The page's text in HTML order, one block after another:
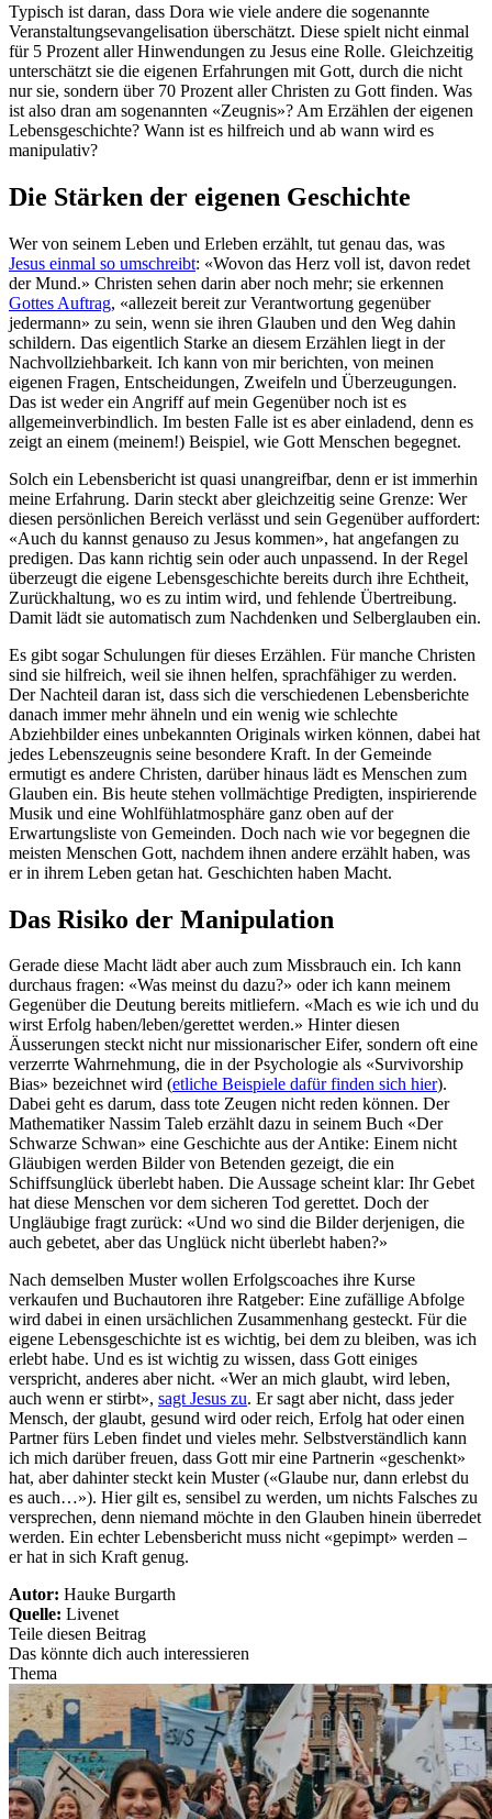
Typisch ist daran, dass Dora wie viele andere die sogenannte
Veranstaltungsevangelisation überschätzt. Diese spielt nicht einmal
für 5 Prozent aller Hinwendungen zu Jesus eine Rolle. Gleichzeitig
unterschätzt sie die eigenen Erfahrungen mit Gott, durch die nicht
nur sie, sondern über 70 Prozent aller Christen zu Gott finden. Was
ist also dran am sogenannten «Zeugnis»? Am Erzählen der eigenen
Lebensgeschichte? Wann ist es hilfreich und ab wann wird es
manipulativ?
Die Stärken der eigenen Geschichte
Wer von seinem Leben und Erleben erzählt, tut genau das, was
Jesus einmal so umschreibt: «Wovon das Herz voll ist, davon redet
der Mund.» Christen sehen darin aber noch mehr; sie erkennen
Gottes Auftrag, «allezeit bereit zur Verantwortung gegenüber
jedermann» zu sein, wenn sie ihren Glauben und den Weg dahin
schildern. Das eigentlich Starke an diesem Erzählen liegt in der
Nachvollziehbarkeit. Ich kann von mir berichten, von meinen
eigenen Fragen, Entscheidungen, Zweifeln und Überzeugungen.
Das ist weder ein Angriff auf mein Gegenüber noch ist es
allgemeinverbindlich. Im besten Falle ist es aber einladend, denn es
zeigt an einem (meinem!) Beispiel, wie Gott Menschen begegnet.
Solch ein Lebensbericht ist quasi unangreifbar, denn er ist immerhin
meine Erfahrung. Darin steckt aber gleichzeitig seine Grenze: Wer
diesen persönlichen Bereich verlässt und sein Gegenüber auffordert:
«Auch du kannst genauso zu Jesus kommen», hat angefangen zu
predigen. Das kann richtig sein oder auch unpassend. In der Regel
überzeugt die eigene Lebensgeschichte bereits durch ihre Echtheit,
Zurückhaltung, wo es zu intim wird, und fehlende Übertreibung.
Damit lädt sie automatisch zum Nachdenken und Selberglauben ein.
Es gibt sogar Schulungen für dieses Erzählen. Für manche Christen
sind sie hilfreich, weil sie ihnen helfen, sprachfähiger zu werden.
Der Nachteil daran ist, dass sich die verschiedenen Lebensberichte
danach immer mehr ähneln und ein wenig wie schlechte
Abziehbilder eines unbekannten Originals wirken können, dabei hat
jedes Lebenszeugnis seine besondere Kraft. In der Gemeinde
ermutigt es andere Christen, darüber hinaus lädt es Menschen zum
Glauben ein. Bis heute stehen vollmächtige Predigten, inspirierende
Musik und eine Wohlfühlatmosphäre ganz oben auf der
Erwartungsliste von Gemeinden. Doch nach wie vor begegnen die
meisten Menschen Gott, nachdem ihnen andere erzählt haben, was
er in ihrem Leben getan hat. Geschichten haben Macht.
Das Risiko der Manipulation
Gerade diese Macht lädt aber auch zum Missbrauch ein. Ich kann
durchaus fragen: «Was meinst du dazu?» oder ich kann meinem
Gegenüber die Deutung bereits mitliefern. «Mach es wie ich und du
wirst Erfolg haben/leben/gerettet werden.» Hinter diesen
Äusserungen steckt nicht nur missionarischer Eifer, sondern oft eine
verzerrte Wahrnehmung, die in der Psychologie als «Survivorship
Bias» bezeichnet wird (etliche Beispiele dafür finden sich hier).
Dabei geht es darum, dass tote Zeugen nicht reden können. Der
Mathematiker Nassim Taleb erzählt dazu in seinem Buch «Der
Schwarze Schwan» eine Geschichte aus der Antike: Einem nicht
Gläubigen werden Bilder von Betenden gezeigt, die ein
Schiffsunglück überlebt haben. Die Aussage scheint klar: Ihr Gebet
hat diese Menschen vor dem sicheren Tod gerettet. Doch der
Ungläubige fragt zurück: «Und wo sind die Bilder derjenigen, die
auch gebetet, aber das Unglück nicht überlebt haben?»
Nach demselben Muster wollen Erfolgscoaches ihre Kurse
verkaufen und Buchautoren ihre Ratgeber: Eine zufällige Abfolge
wird dabei in einen ursächlichen Zusammenhang gesteckt. Für die
eigene Lebensgeschichte ist es wichtig, bei dem zu bleiben, was ich
erlebt habe. Und es ist wichtig zu wissen, dass Gott einiges
verspricht, anderes aber nicht. «Wer an mich glaubt, wird leben,
auch wenn er stirbt», sagt Jesus zu. Er sagt aber nicht, dass jeder
Mensch, der glaubt, gesund wird oder reich, Erfolg hat oder einen
Partner fürs Leben findet und vieles mehr. Selbstverständlich kann
ich mich darüber freuen, dass Gott mir eine Partnerin «geschenkt»
hat, aber dahinter steckt kein Muster («Glaube nur, dann erlebst du
es auch…»). Hier gilt es, sensibel zu werden, um nichts Falsches zu
versprechen, denn niemand möchte in den Glauben hinein überredet
werden. Ein echter Lebensbericht muss nicht «gepimpt» werden –
er hat in sich Kraft genug.
Autor: Hauke Burgarth
Quelle: Livenet
Teile diesen Beitrag
Das könnte dich auch interessieren
Thema